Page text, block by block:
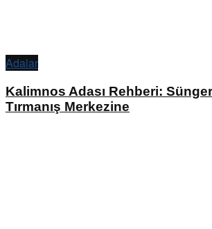
Adalar
Kalimnos Adası Rehberi:
Tırmanış Merkezine